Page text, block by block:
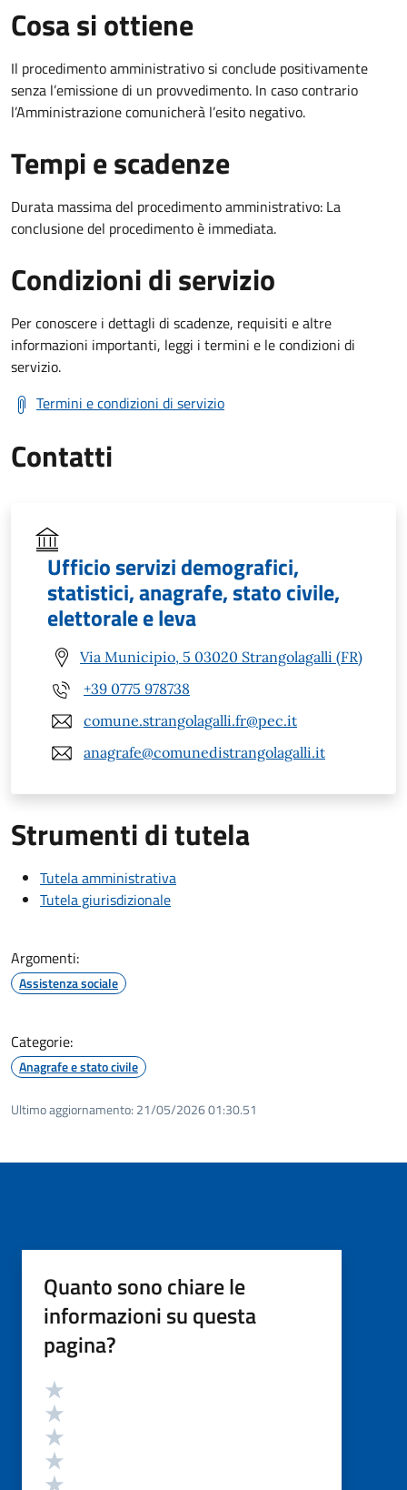
Cosa si ottiene
Il procedimento amministrativo si conclude positivamente
senza l’emissione di un provvedimento. In caso contrario
l’Amministrazione comunicherà l’esito negativo.
Tempi e scadenze
Durata massima del procedimento amministrativo: La
conclusione del procedimento è immediata.
Condizioni di servizio
Per conoscere i dettagli di scadenze, requisiti e altre
informazioni importanti, leggi i termini e le condizioni di
servizio.
Termini e condizioni di servizio
Contatti
Ufficio servizi demografici,
statistici, anagrafe, stato civile,
elettorale e leva
Via Municipio, 5 03020 Strangolagalli (FR)
+39 0775 978738
comune.strangolagalli.fr@pec.it
anagrafe@comunedistrangolagalli.it
Strumenti di tutela
Tutela amministrativa
Tutela giurisdizionale
Argomenti:
Assistenza sociale
Categorie:
Anagrafe e stato civile
Ultimo aggiornamento: 21/05/2026 01:30.51
Quanto sono chiare le
informazioni su questa
pagina?
Valutazione